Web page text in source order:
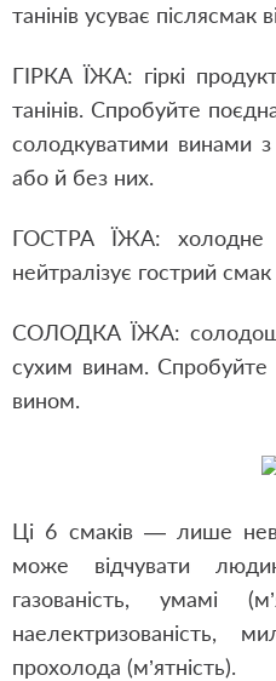
танінів усуває післясмак
ГІРКА ЇЖА: гіркі
танінів. Спробуйте
солодкуватими винами з
або й без них.
ГОСТРА ЇЖА: холодне
нейтралізує гострий смак
СОЛОДКА ЇЖА: солодощі
сухим винам. Спробуйте
вином.
Ці 6 смаків — лише
може відчувати
газованість, умамі
наелектризованість,
прохолода (м’ятність).